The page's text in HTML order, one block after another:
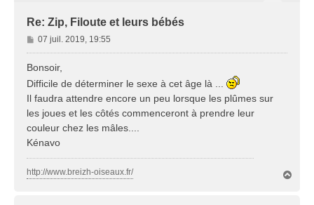
Re: Zip, Filoute et leurs bébés
M
e
s
a
g
e
07 juil. 2019, 19:55
Bonsoir,
Difficile de déterminer le sexe à cet âge là ...
Il faudra attendre encore un peu lorsque les plûmes sur
les joues et les côtés commenceront à prendre leur
couleur chez les mâles....
Kénavo
http://www.breizh-oiseaux.fr/